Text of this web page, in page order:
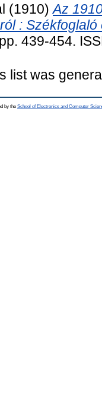
(1910)Az
:
439-454.
list was
by the School of Electronics and Computer